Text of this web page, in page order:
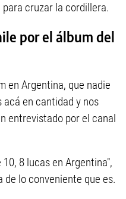
para cruzar la cordillera.
por el álbum del
en Argentina, que nadie
acá en cantidad y nos
entrevistado por el canal
10, 8 lucas en Argentina",
lo conveniente que es.